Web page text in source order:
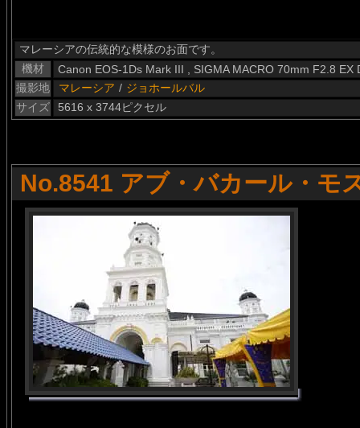
マレーシアの伝統的な模様のお面です。
機材
Canon EOS-1Ds Mark III , SIGMA MACRO 70mm F2.8 EX
撮影地
マレーシア / ジョホールバル
サイズ
5616 x 3744ピクセル
No.8541 アブ・バカール・モ